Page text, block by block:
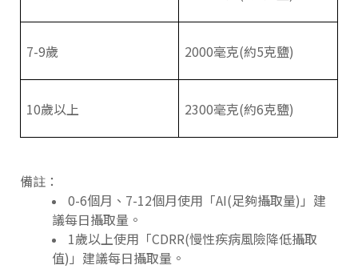
7-9歲 2000毫克(約5克鹽)
10歲以上 2300毫克(約6克鹽)
備註：
0-6個月、7-12個月使用「AI(足夠攝取量)」建
議每日攝取量。
1歲以上使用「CDRR(慢性疾病風險降低攝取
值)」建議每日攝取量。